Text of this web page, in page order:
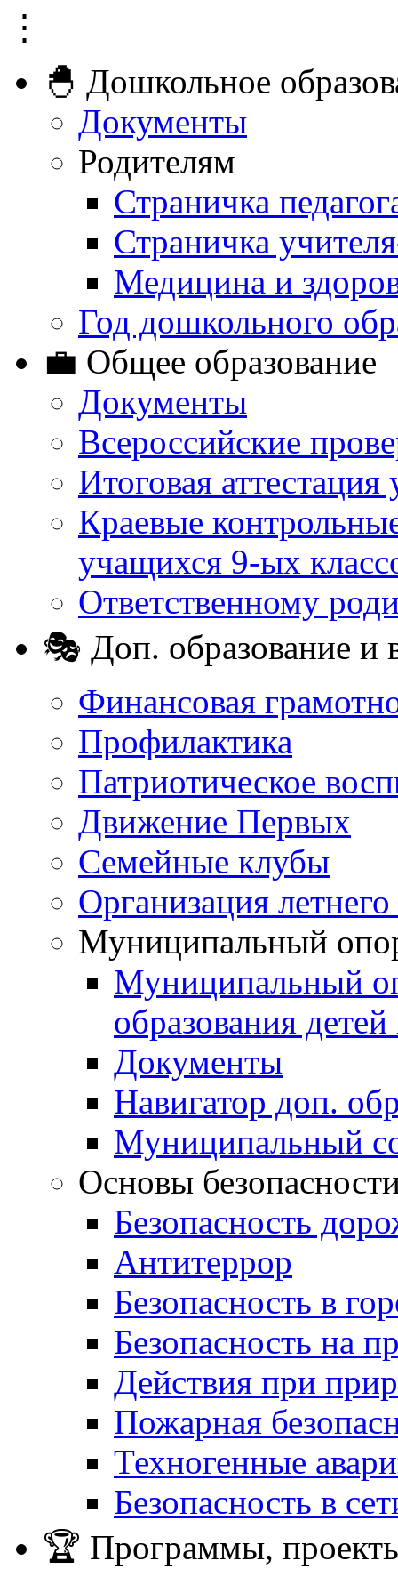
⋮
🐣 Дошкольное
Документы
Родителям
Страничка
Страничка
Медицина и
Год дошкольного
💼 Общее образование
Документы
Всероссийские
Итоговая
Краевые
учащихся 9-ых
Ответственному
🎭 Доп. образование и
Финансовая
Профилактика
Патриотическое
Движение Первых
Семейные клубы
Организация
Муниципальный
Муниципальный
образования
Документы
Навигатор доп.
Муниципальный
Основы
Безопасность
Антитеррор
Безопасность в
Безопасность на
Действия при
Пожарная
Техногенные
Безопасность в
🏆 Программы,